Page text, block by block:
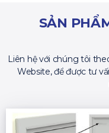
SẢN
Liên hệ với chúng tôi
Website, để được tư